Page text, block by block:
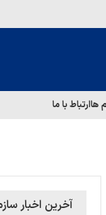
هاارتباط با ما
آخرین اخبار